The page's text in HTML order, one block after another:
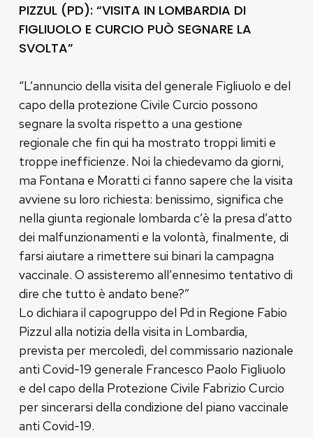
PIZZUL (PD): “VISITA IN LOMBARDIA DI
FIGLIUOLO E CURCIO PUÒ SEGNARE LA
SVOLTA”
“L’annuncio della visita del generale Figliuolo e del
capo della protezione Civile Curcio possono
segnare la svolta rispetto a una gestione
regionale che fin qui ha mostrato troppi limiti e
troppe inefficienze. Noi la chiedevamo da giorni,
ma Fontana e Moratti ci fanno sapere che la visita
avviene su loro richiesta: benissimo, significa che
nella giunta regionale lombarda c’è la presa d’atto
dei malfunzionamenti e la volontà, finalmente, di
farsi aiutare a rimettere sui binari la campagna
vaccinale. O assisteremo all’ennesimo tentativo di
dire che tutto è andato bene?”
Lo dichiara il capogruppo del Pd in Regione Fabio
Pizzul alla notizia della visita in Lombardia,
prevista per mercoledì, del commissario nazionale
anti Covid-19 generale Francesco Paolo Figliuolo
e del capo della Protezione Civile Fabrizio Curcio
per sincerarsi della condizione del piano vaccinale
anti Covid-19.